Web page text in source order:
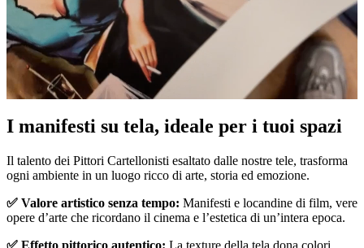
Pause
I manifesti su tela, ideale per i tuoi spazi
Il talento dei Pittori Cartellonisti esaltato dalle nostre tele, trasforma
ogni ambiente in un luogo ricco di arte, storia ed emozione.
✅ Valore artistico senza tempo: Manifesti e locandine di film, vere
opere d’arte che ricordano il cinema e l’estetica di un’intera epoca.
✅ Effetto pittorico autentico: La texture della tela dona colori